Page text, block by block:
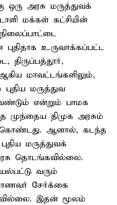
ஒரு அரசு மருத்துவக்
மக்கள் கட்சியின்
உருவாக்கப்பட்ட
திருப்பத்தூர்,
மாவட்டங்களிலும்,
மருத்துவ
என்றும் பாமக
முந்தைய திமுக அரசும்
ஆனால், கடந்த
மருத்துவக்
தொடங்கவில்லை.
வரும்
சேர்க்கை
இதன் மூலம்